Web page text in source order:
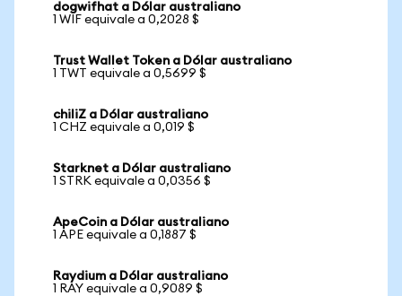
dogwifhat a Dólar australiano
1 WIF equivale a 0,2028 $
Trust Wallet Token a Dólar australiano
1 TWT equivale a 0,5699 $
chiliZ a Dólar australiano
1 CHZ equivale a 0,019 $
Starknet a Dólar australiano
1 STRK equivale a 0,0356 $
ApeCoin a Dólar australiano
1 APE equivale a 0,1887 $
Raydium a Dólar australiano
1 RAY equivale a 0,9089 $